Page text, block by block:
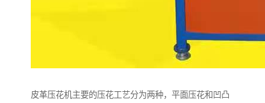
皮革压花机主要的压花工艺分为两种，平面压花和凹凸